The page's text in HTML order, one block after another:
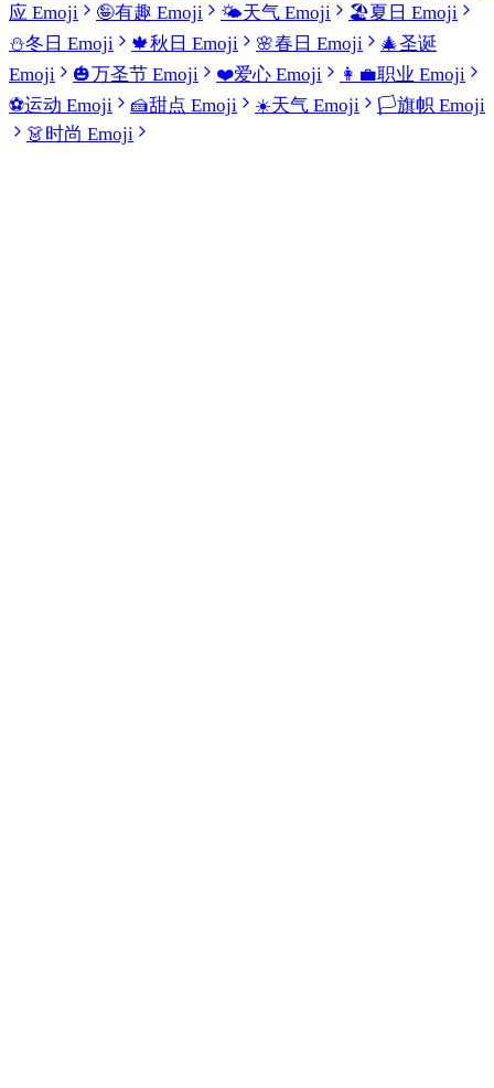
应 Emoji
🤪有趣 Emoji 🌤️天气 Emoji 🏖️夏日 Emoji
⛄冬日 Emoji 🍁秋日 Emoji 🌸春日 Emoji 🎄圣诞
Emoji
🎃万圣节 Emoji ❤️爱心 Emoji 👩‍💼职业 Emoji
⚽运动 Emoji 🍰甜点 Emoji ☀️天气 Emoji 🏳️旗帜 Emoji
👗时尚 Emoji